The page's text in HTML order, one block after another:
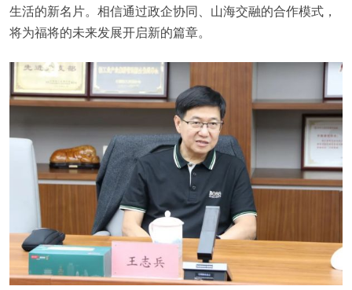
生活的新名片。相信通过政企协同、山海交融的合作模式，
将为福将的未来发展开启新的篇章。